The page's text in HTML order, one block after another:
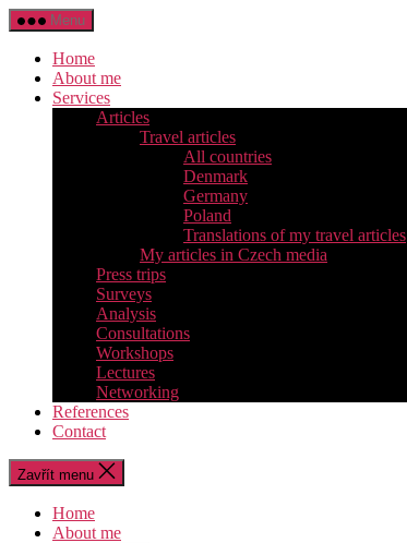
Přejít
k
obsahu
Menu
Home
About me
Services
Articles
Travel articles
All countries
Denmark
Germany
Poland
Translations of my travel articles
My articles in Czech media
Press trips
Surveys
Analysis
Consultations
Workshops
Lectures
Networking
References
Contact
Zavřít menu
Home
About me